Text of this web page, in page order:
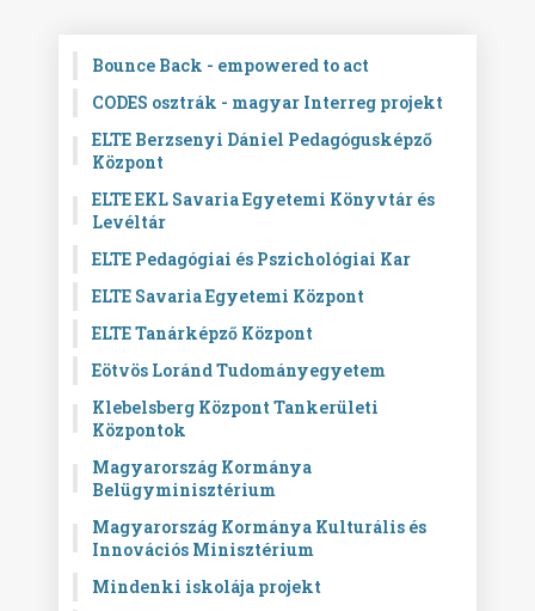
Bounce Back - empowered to act
CODES osztrák - magyar Interreg projekt
ELTE Berzsenyi Dániel Pedagógusképző
Központ
ELTE EKL Savaria Egyetemi Könyvtár és
Levéltár
ELTE Pedagógiai és Pszichológiai Kar
ELTE Savaria Egyetemi Központ
ELTE Tanárképző Központ
Eötvös Loránd Tudományegyetem
Klebelsberg Központ Tankerületi
Központok
Magyarország Kormánya
Belügyminisztérium
Magyarország Kormánya Kulturális és
Innovációs Minisztérium
Mindenki iskolája projekt